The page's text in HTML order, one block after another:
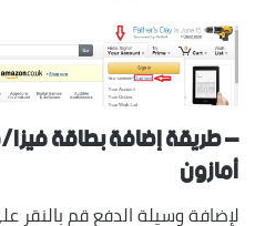
– طريقة إضافة بطاقة
أمازون